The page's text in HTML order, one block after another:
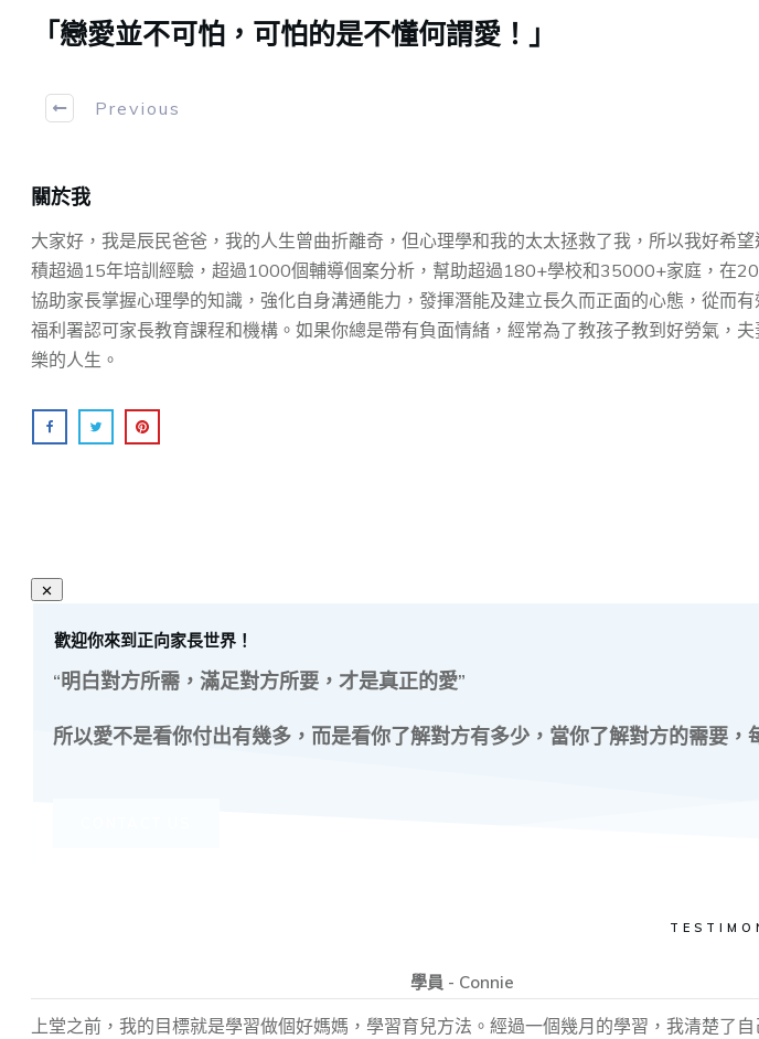
「戀愛並不可怕，可怕的是不懂何謂愛！」
Previous
關於我
大家好，我是辰民爸爸，我的人生曾曲折離奇，但心理學和我的太太拯救了我，所以我好希
積超過15年培訓經驗，超過1000個輔導個案分析，幫助超過180+學校和35000+家庭，在
協助家⻑掌握⼼理學的知識，強化⾃身溝通能⼒，發揮潛能及建⽴⻑久⽽正⾯的⼼態，從而
福利署認可家長教育課程和機構。如果你總是帶有負面情緒，經常為了教孩子教到好勞氣，
樂的人生。
歡迎你來到正向家長世界！
“明白對方所需，滿足對方所要，才是真正的愛”
所以愛不是看你付出有幾多，而是看你了解對方有多少，當你了解對方的需要，
學員 - Connie
上堂之前，我的目標就是學習做個好媽媽，學習育兒方法。經過一個幾月的學習，我清楚了